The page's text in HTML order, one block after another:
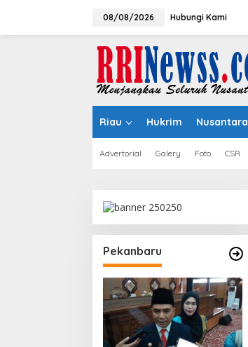
08/08/2026 Hubungi Kami
Riau Hukrim Nusantara
Advertorial Galery Foto CSR
Pekanbaru